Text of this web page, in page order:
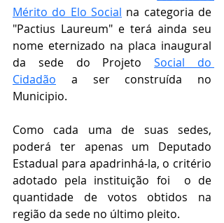
Mérito do Elo Social na categoria de
"Pactius Laureum" e terá ainda seu
nome eternizado na placa inaugural
da sede do Projeto Social do
Cidadão a ser construída no
Municipio.
Como cada uma de suas sedes,
poderá ter apenas um Deputado
Estadual para apadrinhá-la, o critério
adotado pela instituição foi  o de
quantidade de votos obtidos na
região da sede no último pleito.